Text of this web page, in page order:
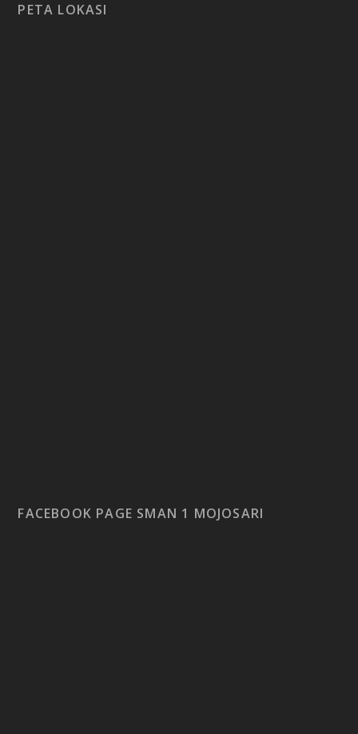
PETA LOKASI
FACEBOOK PAGE SMAN 1 MOJOSARI